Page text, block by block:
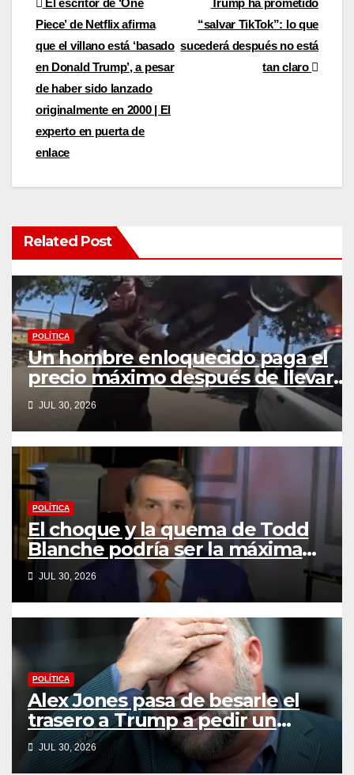
Post
navigation
“salvar TikTok”: lo que
sucederá después no está
tan claro
Piece’ de Netflix afirma
que el villano está ‘basado
en Donald Trump’, a pesar
de haber sido lanzado
originalmente en 2000 | El
experto en puerta de
enlace
Related Post
POLÍTICA
Un hombre enloquecido paga el
precio máximo después de llevar
un cuchillo a un tiroteo con
agentes del condado de Los
Ángeles (VIDEO) * The Gateway
Pundit * por Cullen Linebarger
JUL 30, 2026
POLÍTICA
El choque y la quema de Todd
Blanche podría ser la máxima
humillación de Trump
JUL 30, 2026
POLÍTICA
Alex Jones pasa de besarle el
trasero a Trump a pedir un
impeachment
JUL 30, 2026